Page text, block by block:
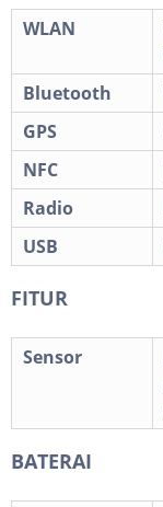
WLAN
Bluetooth
GPS
NFC
Radio
USB
FITUR
Sensor
BATERAI